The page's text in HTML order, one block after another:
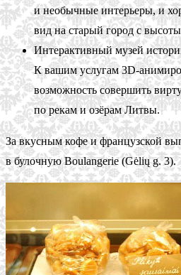
и необычные интерьеры, и
вид на старый город с
Интерактивный музей
К вашим услугам 3D-
возможность совершить
по рекам и озёрам Литвы.
За вкусным кофе и французской
в булочную Boulangerie (Gėlių g. 3).